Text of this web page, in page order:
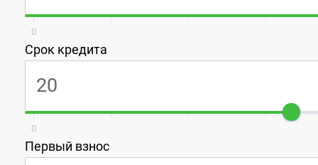
0
Срок кредита
0
Первый взнос